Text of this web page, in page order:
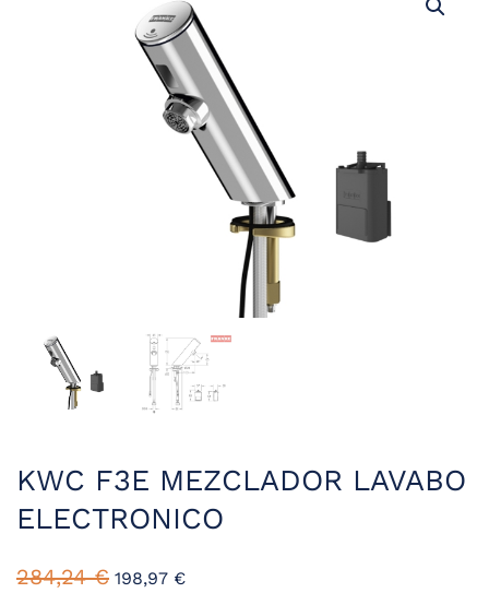
KWC F3E MEZCLADOR LAVABO
ELECTRONICO
284,24€ El
198,97 €El